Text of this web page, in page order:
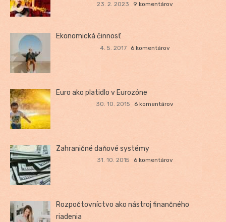
23. 2. 2023 9 komentárov
Ekonomická činnosť
4. 5. 2017 6 komentárov
Euro ako platidlo v Eurozóne
30. 10. 2015 6 komentárov
Zahraničné daňové systémy
31. 10. 2015 6 komentárov
Rozpočtovníctvo ako nástroj finančného
riadenia